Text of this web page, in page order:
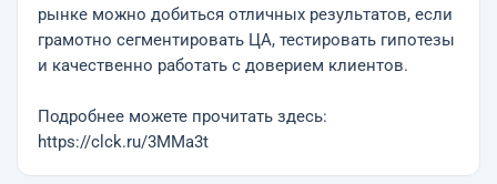
рынке можно добиться отличных результатов, если
грамотно сегментировать ЦА, тестировать гипотезы
и качественно работать с доверием клиентов.
Подробнее можете прочитать здесь:
https://clck.ru/3MMa3t